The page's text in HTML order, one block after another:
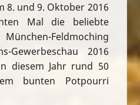
8. und 9. Oktober 2016
Mal die beliebte
Feldmoching
Gewerbeschau 2016
diesem Jahr rund 50
bunten Potpourri